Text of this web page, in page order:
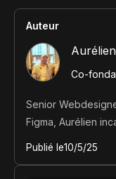
Auteur
Co-
Senior
Figma, Aurélien
Publié le10/5/25